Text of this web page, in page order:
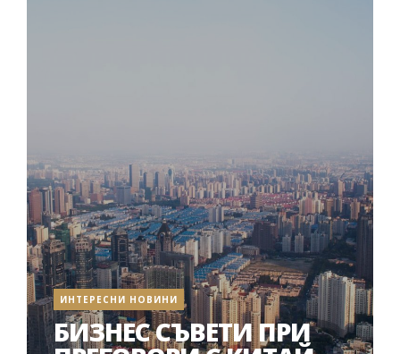
ИНТЕРЕСНИ НОВИНИ
БИЗНЕС СЪВЕТИ ПРИ